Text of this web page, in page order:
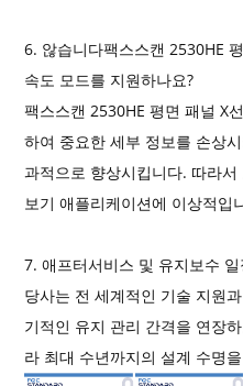
6. 않습니다팩스스캔 2530HE
속도 모드를 지원하나요?
팩스스캔 2530HE 평면 패널 X
하여 중요한 세부 정보를 손상
과적으로 향상시킵니다. 따라
보기 애플리케이션에 이상적입
7. 애프터서비스 및 유지보수
당사는 전 세계적인 기술 지원
기적인 유지 관리 간격을 연장
라 최대 수년까지의 설계 수명